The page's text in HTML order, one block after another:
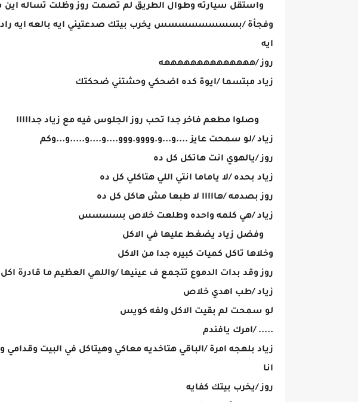
واستقل سيارته وطوال الطريق لم تصمت روز وظلت تساله اين
وفجأة /بسسسسسسسس يخرب بيتك صدعتيني ايه بالعه ايه راديو
ايه
روز /ههههههههههههههه
زياد مبتسما /ايوة كده اضحكي وحشتني ضحكتك
وصلوا مطعم فاخر جدا تحب روز الجلوس فيه مع زياد جدااااا
زياد /لو سمحت عايز ....و...و.وووو.ووو....و....و.....و...وكم
روز /يالهوي انت هاتكل كل ده
زياد بحده /لا ياماما انتي اللي هتاكلي كل ده
روز بصدمه /هااااا لا طبعا مش هاكل كل ده
زياد /هي كلمه واحده وطلعت خلاص بسسسس
وفضل زياد يضغط عليها في الاكل
وخلاها تاكل كميات كبيره جدا من الاكل
روز وقد بدات الدموع تتجمع ف عينيها /واللهي العظيم ما قادرة اكل
زياد /طب اهدي خلاص
لو سمحت لم بقيت الاكل ولفه كويس
..... /امرك يافندم
زياد بلهجه امرة /الباقي هتاخديه معاكي وهيتاكل في البيت
انا
روز /يخرب بيتك كفايه